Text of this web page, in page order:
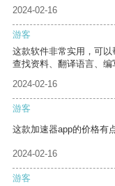
2024-02-16
游客
这款软件非常实用，可
查找资料、翻译语言、编
2024-02-16
游客
这款加速器app的价格有
2024-02-16
游客